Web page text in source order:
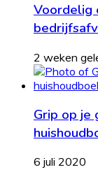
Voordelig
2 weken
Grip op je
6 juli 2020